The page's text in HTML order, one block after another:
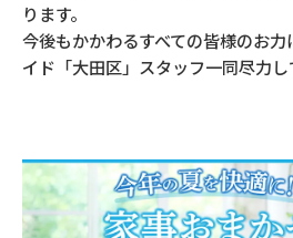
ります。
今後もかかわるすべての皆様のお
イド「大田区」スタッフ一同尽力し